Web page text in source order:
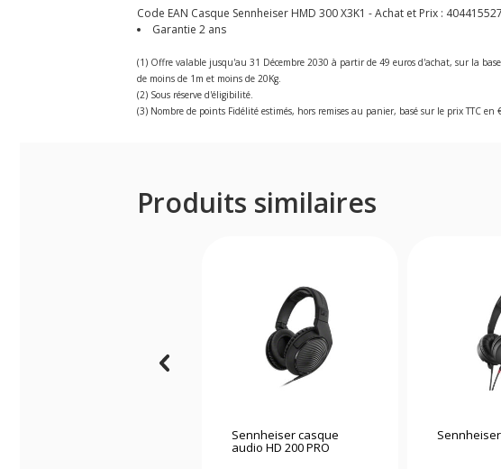
Code EAN Casque Sennheiser HMD 300 X3K1 - Achat et Prix :
Garantie 2 ans
(1) Offre valable jusqu'au 31 Décembre 2030 à partir de 49 euros d'achat, sur la
de moins de 1m et moins de 20Kg.
(2) Sous réserve d'éligibilité.
(3) Nombre de points Fidélité estimés, hors remises au panier, basé sur le prix TTC
Produits similaires
Sennheiser casque
audio HD 200 PRO